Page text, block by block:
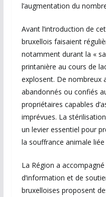
l’augmentation du
Avant l’introduction de
bruxellois faisaient
notamment durant la «
printanière au cours de
explosent. De nombreux
abandonnés ou confiés
propriétaires capables
imprévues. La
un levier essentiel pour
la souffrance animale liée
La Région a
d’information et de
bruxelloises proposent